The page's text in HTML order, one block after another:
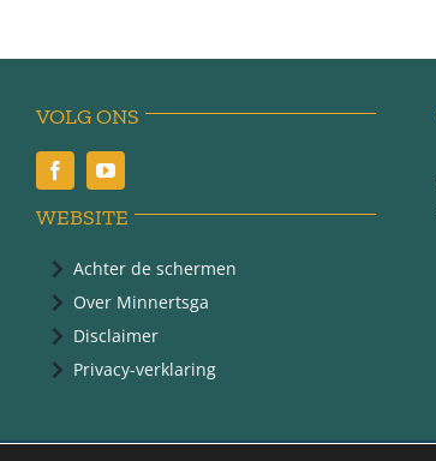
VOLG ONS
WEBSITE
Achter de schermen
Over Minnertsga
Disclaimer
Privacy-verklaring